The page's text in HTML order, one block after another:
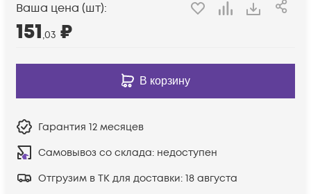
Ваша цена (шт):
151,03 ₽
В корзину
Гарантия 12 месяцев
Самовывоз со склада: недоступен
Отгрузим в ТК для доставки: 18 августа